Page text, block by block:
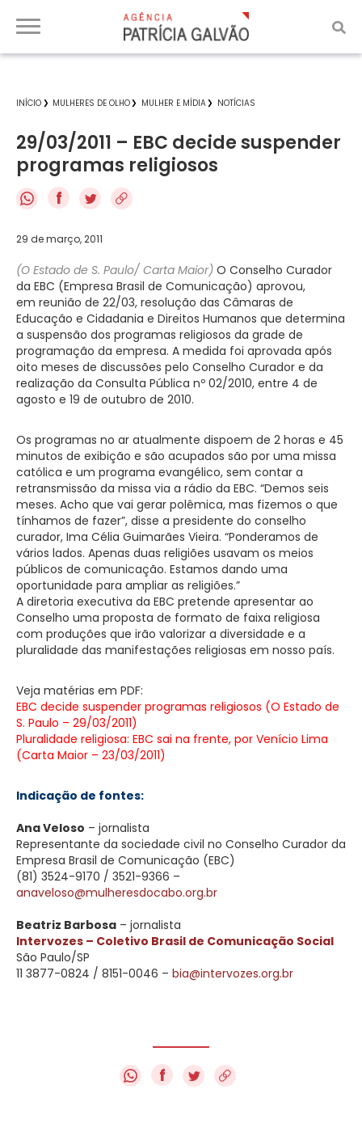
INÍCIO MULHERES DE OLHO MULHER E MÍDIA NOTÍCIAS
29/03/2011 – EBC decide suspender
programas religiosos
f
29 de março, 2011
(O Estado de S. Paulo/ Carta Maior) O Conselho Curador
da EBC (Empresa Brasil de Comunicação) aprovou,
em reunião de 22/03, resolução das Câmaras de
Educação e Cidadania e Direitos Humanos que determina
a suspensão dos programas religiosos da grade de
programação da empresa. A medida foi aprovada após
oito meses de discussões pelo Conselho Curador e da
realização da Consulta Pública nº 02/2010, entre 4 de
agosto e 19 de outubro de 2010.
Os programas no ar atualmente dispoem de 2 horas e 45
minutos de exibição e são acupados são por uma missa
católica e um programa evangélico, sem contar a
retransmissão da missa via a rádio da EBC. “Demos seis
meses. Acho que vai gerar polêmica, mas fizemos o que
tínhamos de fazer”, disse a presidente do conselho
curador, Ima Célia Guimarães Vieira. “Ponderamos de
vários lados. Apenas duas religiões usavam os meios
públicos de comunicação. Estamos dando uma
oportunidade para ampliar as religiões.”
A diretoria executiva da EBC pretende apresentar ao
Conselho uma proposta de formato de faixa religiosa
com produções que irão valorizar a diversidade e a
pluralidade das manifestações religiosas em nosso país.
Veja matérias em PDF:
EBC decide suspender programas religiosos (O Estado de
S. Paulo – 29/03/2011)
Pluralidade religiosa: EBC sai na frente, por Venício Lima
(Carta Maior – 23/03/2011)
Indicação de fontes:
Ana Veloso – jornalista
Representante da sociedade civil no Conselho Curador da
Empresa Brasil de Comunicação (EBC)
(81) 3524-9170 / 3521-9366 –
anaveloso@mulheresdocabo.org.br
Beatriz Barbosa – jornalista
Intervozes – Coletivo Brasil de Comunicação Social
São Paulo/SP
11 3877-0824 / 8151-0046 – bia@intervozes.org.br
f